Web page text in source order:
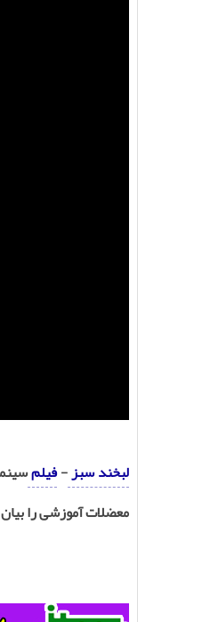
لبخند سبز-فیلم
معضلات آموزشی را